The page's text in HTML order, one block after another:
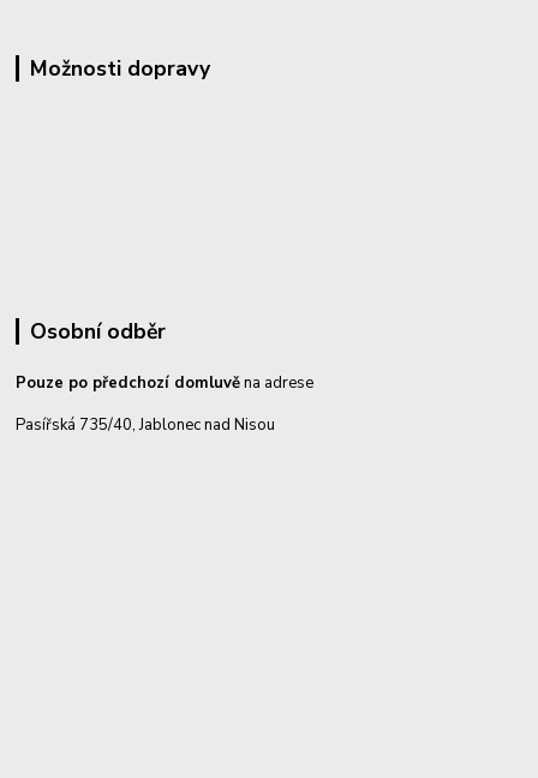
Možnosti dopravy
Osobní odběr
Pouze po předchozí domluvěna adrese
Pasířská 735/40, Jablonec nad Nisou